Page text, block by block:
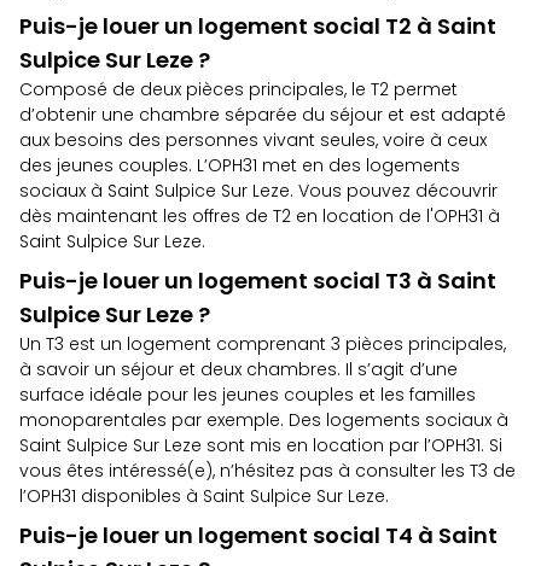
Puis-je louer un logement social T2 à Saint
Sulpice Sur Leze ?
Composé de deux pièces principales, le T2 permet
d’obtenir une chambre séparée du séjour et est adapté
aux besoins des personnes vivant seules, voire à ceux
des jeunes couples. L’OPH31 met en des logements
sociaux à Saint Sulpice Sur Leze. Vous pouvez découvrir
dès maintenant les offres de T2 en location de l'OPH31 à
Saint Sulpice Sur Leze.
Puis-je louer un logement social T3 à Saint
Sulpice Sur Leze ?
Un T3 est un logement comprenant 3 pièces principales,
à savoir un séjour et deux chambres. Il s’agit d’une
surface idéale pour les jeunes couples et les familles
monoparentales par exemple. Des logements sociaux à
Saint Sulpice Sur Leze sont mis en location par l’OPH31. Si
vous êtes intéressé(e), n’hésitez pas à consulter les T3 de
l’OPH31 disponibles à Saint Sulpice Sur Leze.
Puis-je louer un logement social T4 à Saint